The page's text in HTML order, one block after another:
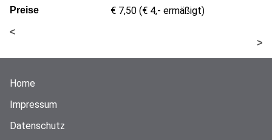
Preise € 7,50 (€ 4,- ermäßigt)
<
>
Home
Impressum
Datenschutz